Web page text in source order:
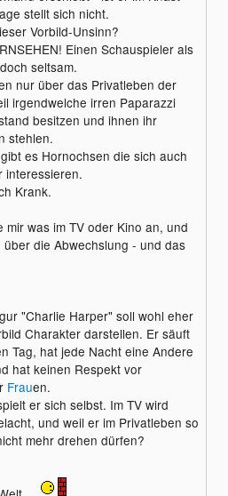
stellt sich nicht.
Vorbild-Unsinn?
Einen Schauspieler als
seltsam.
nur über das Privatleben der
irgendwelche irren Paparazzi
besitzen und ihnen ihr
stehlen.
es Hornochsen die sich auch
interessieren.
Krank.
mir was im TV oder Kino an, und
über die Abwechslung - und das
"Charlie Harper" soll wohl eher
Charakter darstellen. Er säuft
Tag, hat jede Nacht eine Andere
hat keinen Respekt vor
Frauen.
er sich selbst. Im TV wird
und weil er im Privatleben so
mehr drehen dürfen?